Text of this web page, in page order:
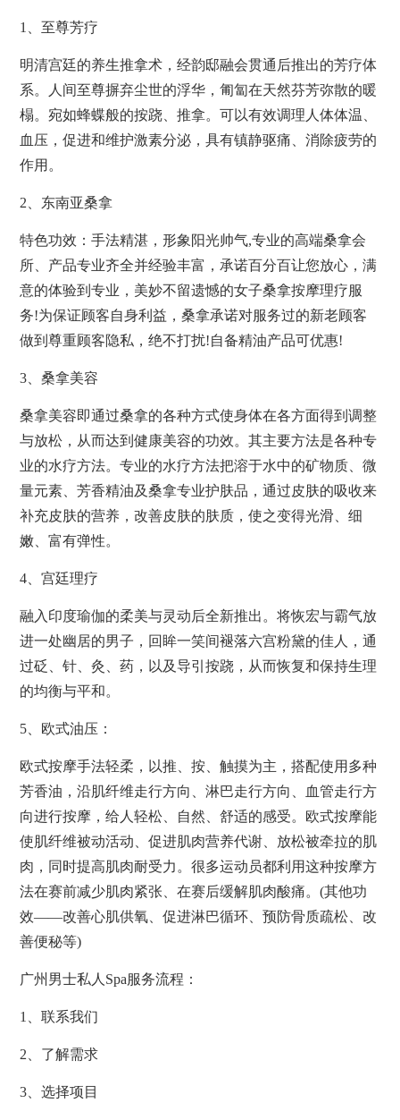
1、至尊芳疗
明清宫廷的养生推拿术，经韵邸融会贯通后推出的芳疗体
系。人间至尊摒弃尘世的浮华，匍匐在天然芬芳弥散的暖
榻。宛如蜂蝶般的按跷、推拿。可以有效调理人体体温、
血压，促进和维护激素分泌，具有镇静驱痛、消除疲劳的
作用。
2、东南亚桑拿
特色功效：手法精湛，形象阳光帅气,专业的高端桑拿会
所、产品专业齐全并经验丰富，承诺百分百让您放心，满
意的体验到专业，美妙不留遗憾的女子桑拿按摩理疗服
务!为保证顾客自身利益，桑拿承诺对服务过的新老顾客
做到尊重顾客隐私，绝不打扰!自备精油产品可优惠!
3、桑拿美容
桑拿美容即通过桑拿的各种方式使身体在各方面得到调整
与放松，从而达到健康美容的功效。其主要方法是各种专
业的水疗方法。专业的水疗方法把溶于水中的矿物质、微
量元素、芳香精油及桑拿专业护肤品，通过皮肤的吸收来
补充皮肤的营养，改善皮肤的肤质，使之变得光滑、细
嫩、富有弹性。
4、宫廷理疗
融入印度瑜伽的柔美与灵动后全新推出。将恢宏与霸气放
进一处幽居的男子，回眸一笑间褪落六宫粉黛的佳人，通
过砭、针、灸、药，以及导引按跷，从而恢复和保持生理
的均衡与平和。
5、欧式油压：
欧式按摩手法轻柔，以推、按、触摸为主，搭配使用多种
芳香油，沿肌纤维走行方向、淋巴走行方向、血管走行方
向进行按摩，给人轻松、自然、舒适的感受。欧式按摩能
使肌纤维被动活动、促进肌肉营养代谢、放松被牵拉的肌
肉，同时提高肌肉耐受力。很多运动员都利用这种按摩方
法在赛前减少肌肉紧张、在赛后缓解肌肉酸痛。(其他功
效——改善心肌供氧、促进淋巴循环、预防骨质疏松、改
善便秘等)
广州男士私人Spa服务流程：
1、联系我们
2、了解需求
3、选择项目